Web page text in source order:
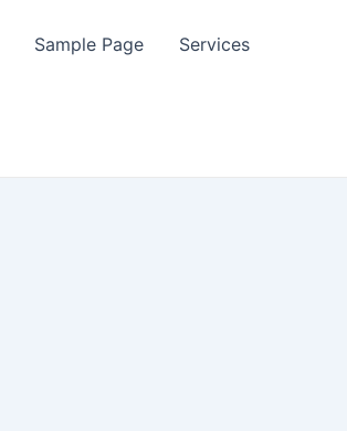
Sample Page Services